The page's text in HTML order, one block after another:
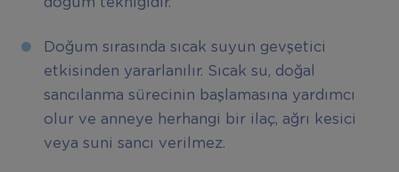
doğum tekniğidir.
Doğum sırasında sıcak suyun gevşetici
etkisinden yararlanılır. Sıcak su, doğal
sancılanma sürecinin başlamasına yardımcı
olur ve anneye herhangi bir ilaç, ağrı kesici
veya suni sancı verilmez.